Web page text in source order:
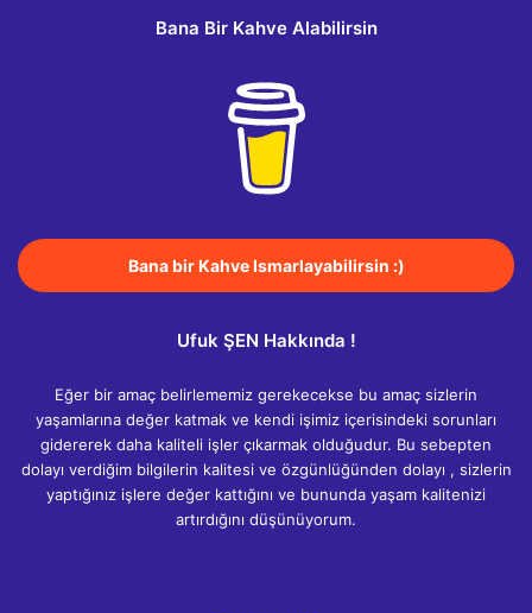
Bana Bir Kahve Alabilirsin
Bana bir Kahve Ismarlayabilirsin :)
Ufuk ŞEN Hakkında !
Eğer bir amaç belirlememiz gerekecekse bu amaç sizlerin
yaşamlarına değer katmak ve kendi işimiz içerisindeki sorunları
gidererek daha kaliteli işler çıkarmak olduğudur. Bu sebepten
dolayı verdiğim bilgilerin kalitesi ve özgünlüğünden dolayı , sizlerin
yaptığınız işlere değer kattığını ve bununda yaşam kalitenizi
artırdığını düşünüyorum.